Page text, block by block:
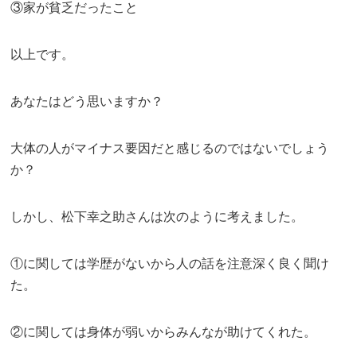
③家が貧乏だったこと
以上です。
あなたはどう思いますか？
大体の人がマイナス要因だと感じるのではないでしょう
か？
しかし、松下幸之助さんは次のように考えました。
①に関しては学歴がないから人の話を注意深く良く聞け
た。
②に関しては身体が弱いからみんなが助けてくれた。